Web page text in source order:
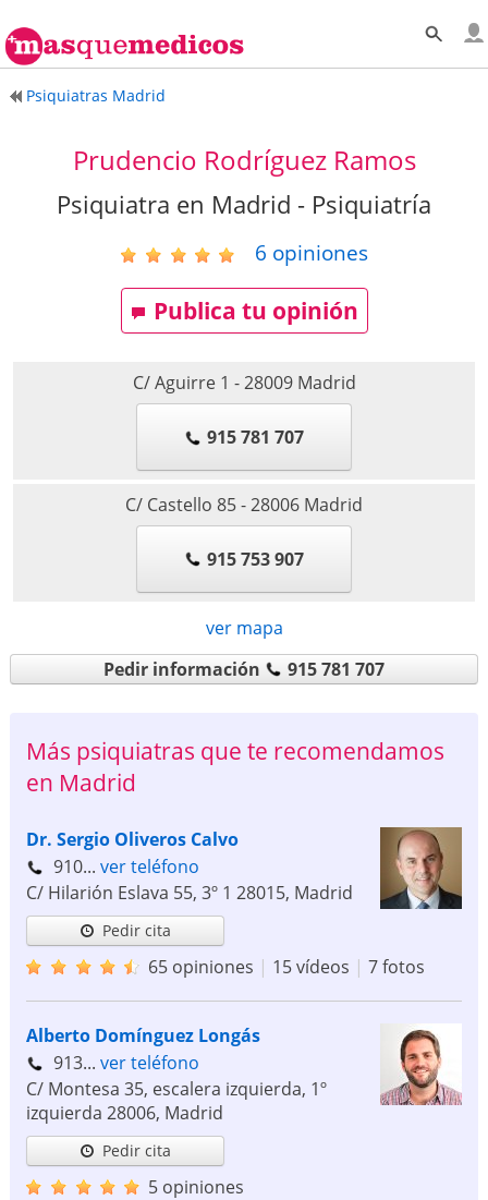
Psiquiatras Madrid
Prudencio Rodríguez Ramos
Psiquiatra en Madrid - Psiquiatría
6 opiniones
Publica tu opinión
C/ Aguirre 1 -28009 Madrid
915 781 707
C/ Castello 85-28006 Madrid
915 753 907
ver mapa
Pedir información
915 781 707
Más psiquiatras que te recomendamos
en Madrid
Dr. Sergio Oliveros Calvo
910... ver teléfono
C/ Hilarión Eslava 55, 3º 1 28015, Madrid
Pedir cita
65 opiniones | 15 vídeos | 7 fotos
Alberto Domínguez Longás
913... ver teléfono
C/ Montesa 35, escalera izquierda, 1º
izquierda 28006, Madrid
Pedir cita
5 opiniones